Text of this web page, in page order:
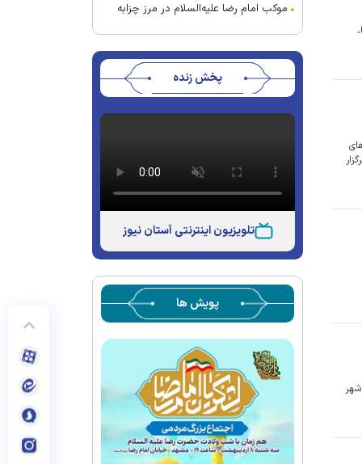
موکب امام رضا علیه‌السلام در مرز چزابه
پخش زنده
تلویزیون اینترنتی آستان نیوز
پویش ها